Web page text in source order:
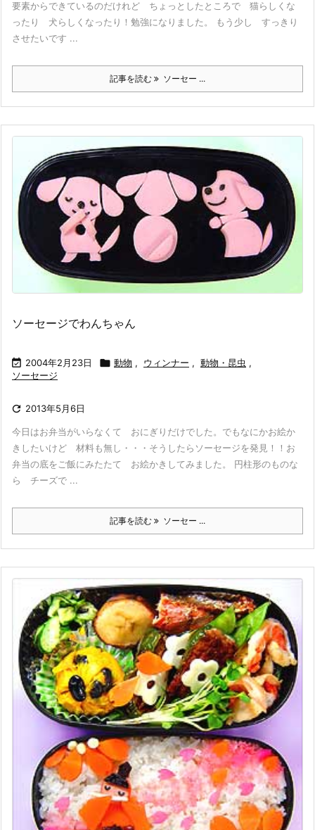
要素からできているのだけれど ちょっとしたところで 猫らしくな
ったり 犬らしくなったり！勉強になりました。 もう少し すっきり
させたいです ...
記事を読む ソーセー ...
ソーセージでわんちゃん
 2004年2月23日  動物 , ウィンナー , 動物・昆虫 ,
ソーセージ
 2013年5月6日
今日はお弁当がいらなくて おにぎりだけでした。でもなにかお絵か
きしたいけど 材料も無し・・・そうしたらソーセージを発見！！お
弁当の底をご飯にみたたて お絵かきしてみました。 円柱形のものな
ら チーズで ...
記事を読む ソーセー ...